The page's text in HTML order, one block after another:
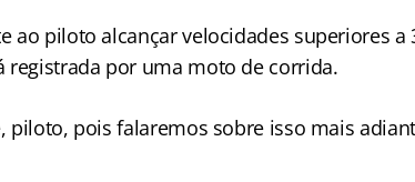
ao piloto alcançar velocidades superiores a
registrada por uma moto de corrida.
piloto, pois falaremos sobre isso mais